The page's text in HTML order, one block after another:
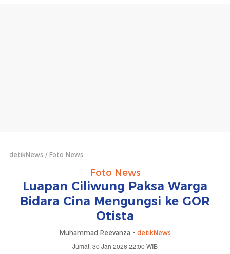
detikNews Foto News
Foto News
Luapan Ciliwung Paksa Warga
Bidara Cina Mengungsi ke GOR
Otista
Muhammad Reevanza - detikNews
Jumat, 30 Jan 2026 22:00 WIB